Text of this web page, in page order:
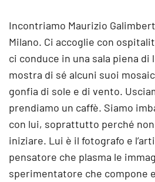
Incontriamo Maurizio
Milano. Ci accoglie con
ci conduce in una sala piena
mostra di sé alcuni suoi
gonfia di sole e di vento.
prendiamo un caffè. Siamo
con lui, soprattutto perché
iniziare. Lui è il fotografo e
pensatore che plasma le
sperimentatore che compone